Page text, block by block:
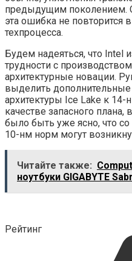
предыдущим поколением.
эта ошибка не повторится
техпроцесса.
Будем надеяться, что Intel
трудности с
архитектурные новации.
выделить
архитектуры Ice Lake к
качестве запасного
было быть уже ясно, что
10-нм норм могут
Читайте также:
ноутбуки GIGABYTE
Рейтинг